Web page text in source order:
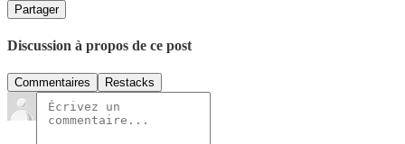
Partager
Discussion à propos de ce post
Commentaires Restacks